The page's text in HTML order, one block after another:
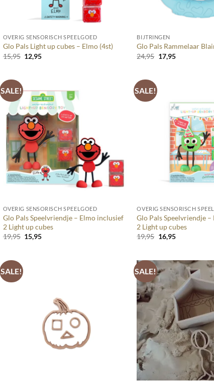
OVERIG SENSORISCH SPEELGOED
Glo Pals Light up cubes – Elmo (4st)
15,95 Oorspronkelijke
prijs
12,95Huidige
BIJTRINGEN
Glo Pals Rammelaar
24,95 Oorspronkelijke
prijs
17,95Huidige
SALE!
OVERIG SENSORISCH SPEELGOED
Glo Pals Speelvriendje – Elmo inclusief
2 Light up cubes
19,95 Oorspronkelijke
prijs
15,95Huidige
SALE!
OVERIG SENSORISCH
Glo Pals Speelvriendje
2 Light up cubes
19,95 Oorspronkelijke
prijs
16,95Huidige
SALE! SALE!